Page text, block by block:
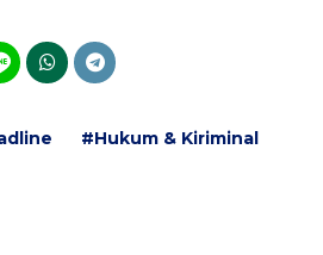
#Hukum & Kiriminal